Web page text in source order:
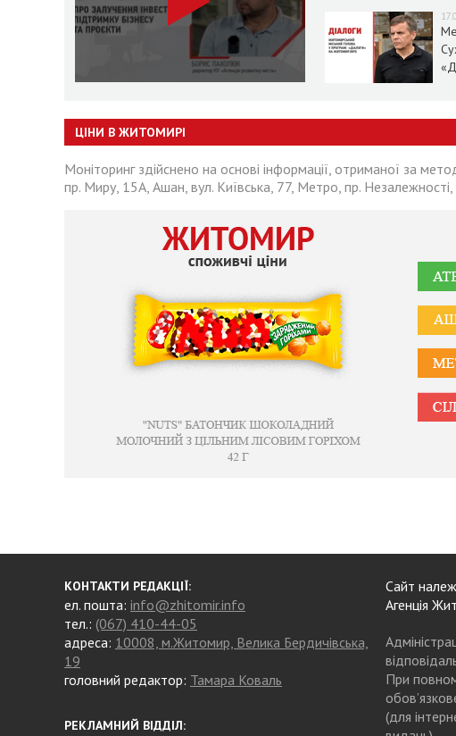
ЦІНИ В ЖИТОМИРІ
Моніторинг здійснено на основі інформації, отриманої за
пр. Миру, 15А, Ашан, вул. Київська, 77, Метро, пр. Незалежності,
КОНТАКТИ РЕДАКЦІЇ:
ел. пошта: info@zhitomir.info
тел.: (067) 410-44-05
адреса: 10008, м.Житомир, Велика Бердичівська,
19
головний редактор: Тамара Коваль
РЕКЛАМНИЙ ВІДДІЛ:
Сайт
Агенція
При
(для